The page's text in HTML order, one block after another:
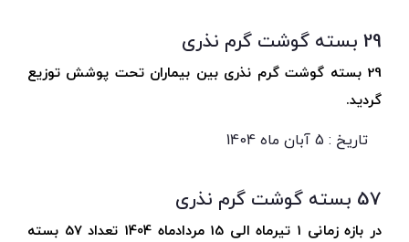
29 بسته گوشت گرم نذری
29 بسته گوشت گرم نذری بین بیماران تحت پوشش توزیع
گردید.
تاریخ : 5 آبان ماه 1404
57 بسته گوشت گرم نذری
در بازه زمانی 1 تیرماه الی 15 مردادماه 1404 تعداد 57 بسته